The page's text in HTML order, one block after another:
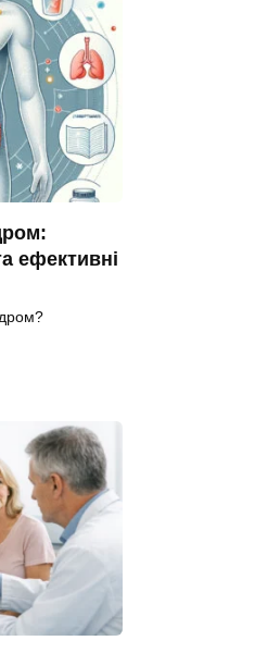
ефективні